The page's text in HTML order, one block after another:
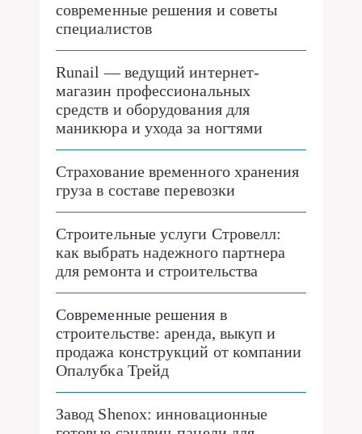
современные решения и советы
специалистов
Runail — ведущий интернет-
магазин профессиональных
средств и оборудования для
маникюра и ухода за ногтями
Страхование временного хранения
груза в составе перевозки
Строительные услуги Стровелл:
как выбрать надежного партнера
для ремонта и строительства
Современные решения в
строительстве: аренда, выкуп и
продажа конструкций от компании
Опалубка Трейд
Завод Shenox: инновационные